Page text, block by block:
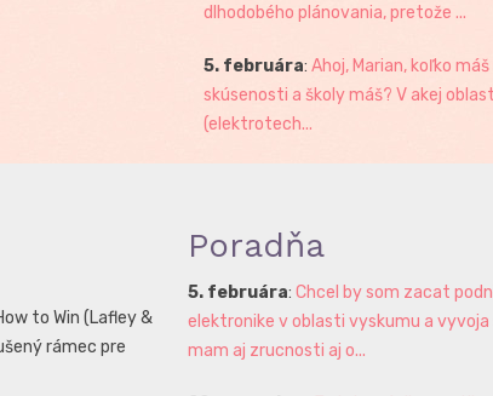
dlhodobého plánovania, pretože ...
5. februára: Ahoj, Marian, koľko
skúsenosti a školy máš? V akej
(elektrotech...
to Win (Lafley &
rámec pre
Poradňa
5. februára: Chcel by som zacat
elektronike v oblasti vyskumu a vyvoja
mam aj zrucnosti aj o...